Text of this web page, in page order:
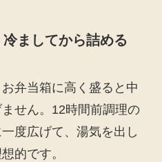
ましてから詰める
弁当箱に高く盛ると中
せん。12時間前調理の
度広げて、湯気を出し
的です。